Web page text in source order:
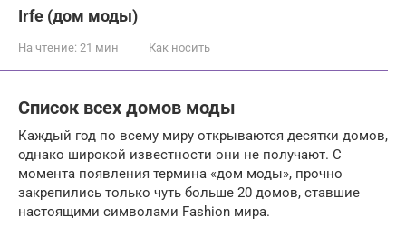
Irfe (дом моды)
На чтение: 21 мин Как носить
Список всех домов моды
Каждый год по всему миру открываются десятки домов,
однако широкой известности они не получают. С
момента появления термина «дом моды», прочно
закрепились только чуть больше 20 домов, ставшие
настоящими символами Fashion мира.